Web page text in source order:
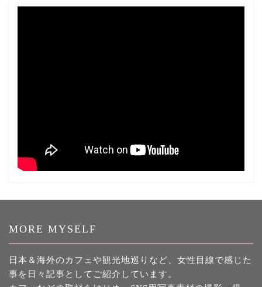
MORE MYSELF
日本＆海外のカフェや観光地巡りなど、女性目線で感じた
事を日々記事としてご紹介しています。